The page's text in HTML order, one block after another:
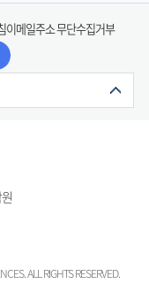
이메일주소 무단수집거부
ALL RIGHTS RESERVED.